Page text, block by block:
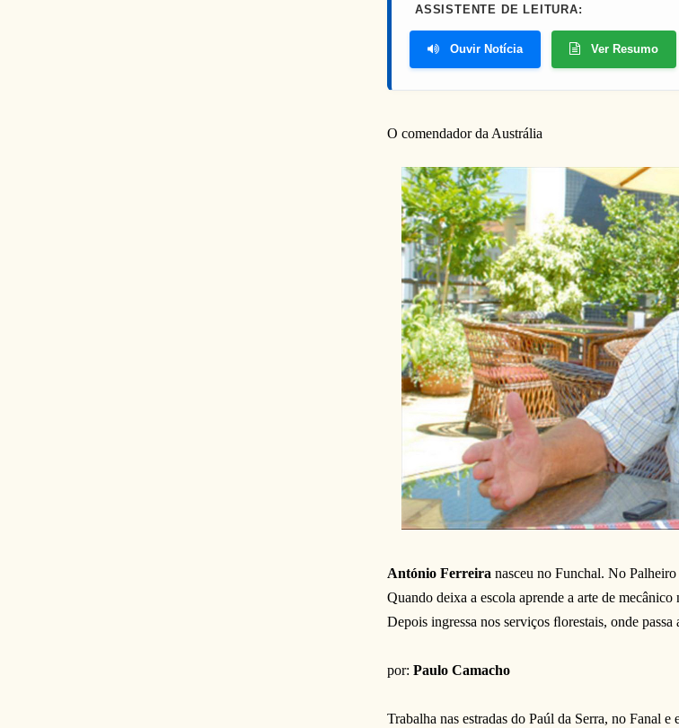
ASSISTENTE DE LEITURA:
Ouvir Notícia Ver Resumo
O comendador da Austrália
António Ferreira nasceu no Funchal. No
Quando deixa a escola aprende a arte de
Depois ingressa nos serviços ﬂorestais, onde
por: Paulo Camacho
Trabalha nas estradas do Paúl da Serra, no Fanal